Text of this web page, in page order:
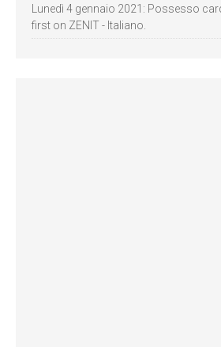
Lunedì 4 gennaio 2021: Possesso
first on ZENIT - Italiano.